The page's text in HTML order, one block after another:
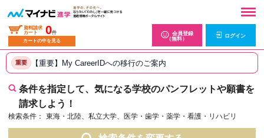
資料請求
カート
0件
カートの中を見る
会員登録
（無料）
ログイン
重要 【重要】My CareerIDへの移行のご案内
条件を指定して、気になる学校のパンフレットや願書を
請求しよう！
検索条件： 東海・北陸、私立大学、医学・歯学・薬学・看護・リハビリ